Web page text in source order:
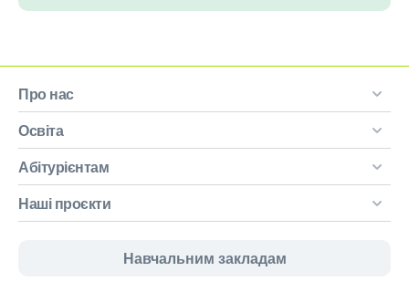
Про нас
Освіта
Абітурієнтам
Наші проєкти
Навчальним закладам